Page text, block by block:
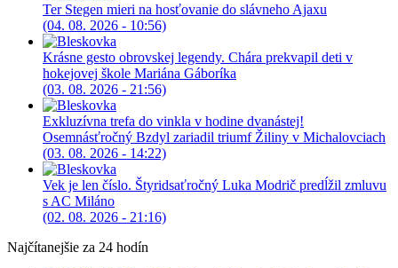
Ter Stegen mieri na hosťovanie do slávneho Ajaxu
(04. 08. 2026 - 10:56)
Krásne gesto obrovskej legendy. Chára prekvapil deti v
hokejovej škole Mariána Gáboríka
(03. 08. 2026 - 21:56)
Exkluzívna trefa do vinkla v hodine dvanástej!
Osemnásťročný Bzdyl zariadil triumf Žiliny v Michalovciach
(03. 08. 2026 - 14:22)
Vek je len číslo. Štyridsaťročný Luka Modrič predĺžil zmluvu
s AC Miláno
(02. 08. 2026 - 21:16)
Najčítanejšie za 24 hodín